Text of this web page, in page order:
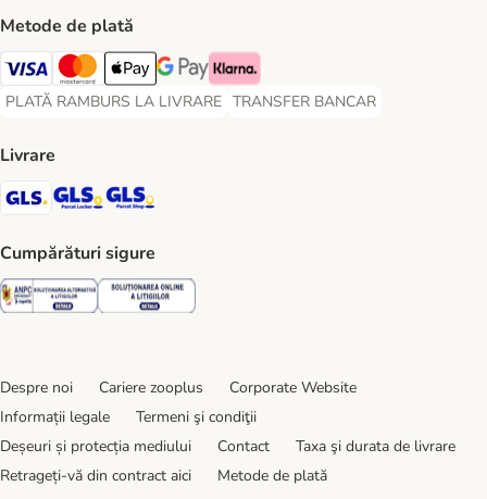
Metode de plată
Visa Payment Method
Master Card Payment Method
Apple Pay Payment Method
Google Pay Payment Method
Klarna Payment Method
PLATĂ RAMBURS LA LIVRARE
PLATĂ RAMBURS LA LIVRARE Payment Method
TRANSFER BANCAR
TRANSFER BANCAR Payment
Livrare
GLS Shipping Method
GLS Locker Shipping Method
Cumpărături sigure
Security Security
Despre noi Cariere zooplus
Corporate Website
Informații legale
Termeni şi condiţii
Deșeuri și protecția mediului
Contact
Taxa şi durata de livrare
Retrageți-vă din contract aici
Metode de plată